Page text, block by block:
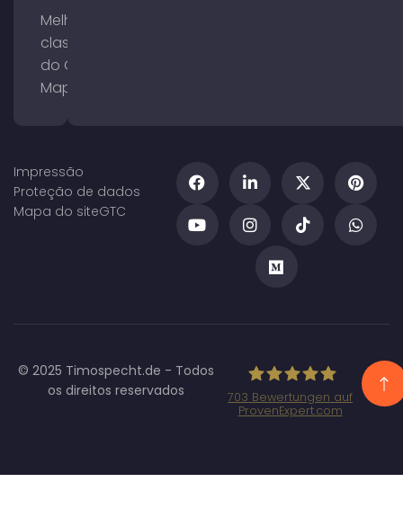
Melhorar a
classificação
do Google
Maps
Impressão
Proteção de dados
Mapa do siteGTC
© 2025 Timospecht.de - Todos
os direitos reservados
Marketing GmbH
703 Bewertungen auf
ProvenExpert.com